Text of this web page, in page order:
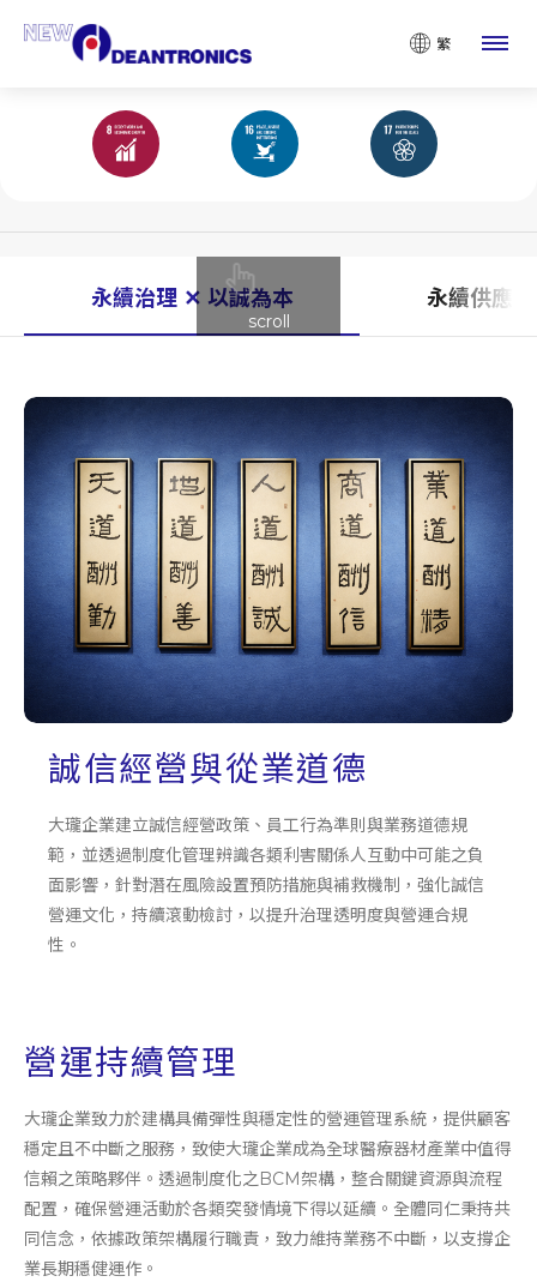
繁
scroll
永續治理 ✕ 以誠為本 永續供應
誠信經營與從業道德
大瓏企業建立誠信經營政策、員工行為準則與業務道德規
範，並透過制度化管理辨識各類利害關係人互動中可能之負
面影響，針對潛在風險設置預防措施與補救機制，強化誠信
營運文化，持續滾動檢討，以提升治理透明度與營運合規
性。
營運持續管理
大瓏企業致力於建構具備彈性與穩定性的營運管理系統，提供顧客
穩定且不中斷之服務，致使大瓏企業成為全球醫療器材產業中值得
信賴之策略夥伴。透過制度化之BCM架構，整合關鍵資源與流程
配置，確保營運活動於各類突發情境下得以延續。全體同仁秉持共
同信念，依據政策架構履行職責，致力維持業務不中斷，以支撐企
業長期穩健運作。